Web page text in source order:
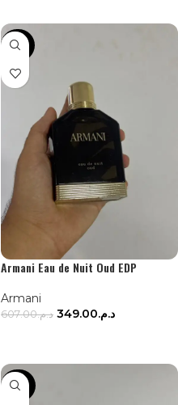
-43%
Armani Eau de Nuit Oud EDP
Armani
د.م.607.00 د.م.349.00
-40%